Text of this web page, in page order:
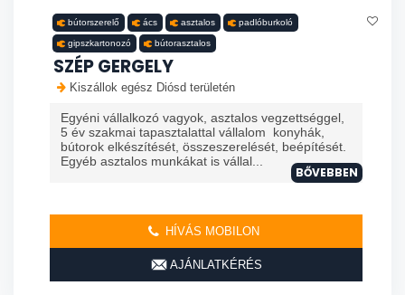
bútorszerelő ács asztalos padlóburkoló
gipszkartonozó bútorasztalos
SZÉP GERGELY
Kiszállok egész Diósd területén
Egyéni vállalkozó vagyok, asztalos vegzettséggel,
5 év szakmai tapasztalattal vállalom konyhák,
bútorok elkészítését, összeszerelését, beépítését.
Egyéb asztalos munkákat is vállal...
BŐVEBBEN
HÍVÁS MOBILON
AJÁNLATKÉRÉS